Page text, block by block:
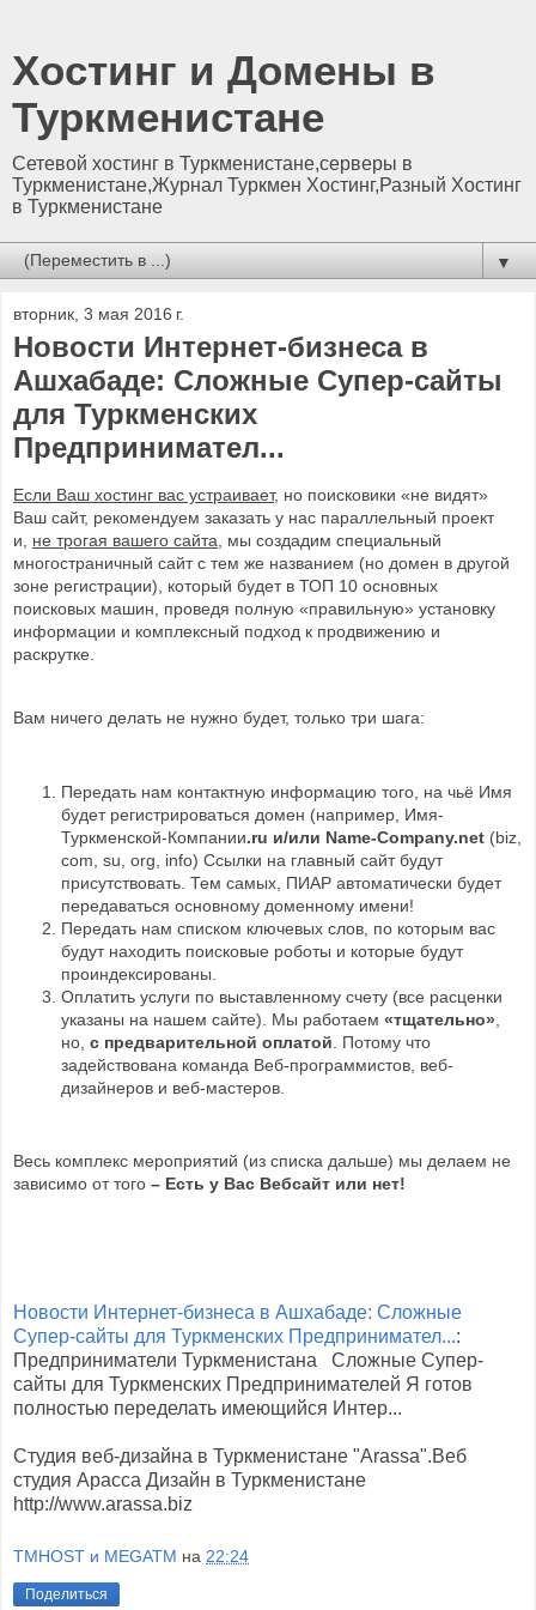
Хостинг и Домены в
Туркменистане
Сетевой хостинг в Туркменистане,серверы в
Туркменистане,Журнал Туркмен Хостинг,Разный Хостинг
в Туркменистане
▼
вторник, 3 мая 2016 г.
Новости Интернет-бизнеса в
Ашхабаде: Сложные Супер-сайты
для Туркменских
Предпринимател...
Если Ваш хостинг вас устраивает, но поисковики «не видят»
Ваш сайт, рекомендуем заказать у нас параллельный проект
и, не трогая вашего сайта , мы создадим специальный
многостраничный сайт с тем же названием (но домен в другой
зоне регистрации), который будет в ТОП 10 основных
поисковых машин, проведя полную «правильную» установку
информации и комплексный подход к продвижению и
раскрутке.
Вам ничего делать не нужно будет, только три шага:
Передать нам контактную информацию того, на чьё Имя
будет регистрироваться домен (например, Имя-
Туркменской-Компании.ru и/или Name-Company.net (biz,
com, su, org, info) Ссылки на главный сайт будут
присутствовать. Тем самых, ПИАР автоматически будет
передаваться основному доменному имени!
Передать нам списком ключевых слов, по которым вас
будут находить поисковые роботы и которые будут
проиндексированы.
Оплатить услуги по выставленному счету (все расценки
указаны на нашем сайте). Мы работаем «тщательно»
но, с предварительной оплатой . Потому что
задействована команда Веб-программистов, веб-
дизайнеров и веб-мастеров.
Весь комплекс мероприятий (из списка дальше) мы делаем не
зависимо от того – Есть у Вас Вебсайт или нет!
Новости Интернет-бизнеса в Ашхабаде: Сложные
Супер-сайты для Туркменских Предпринимател...:
Предприниматели Туркменистана Сложные Супер-
сайты для Туркменских Предпринимателей Я готов
полностью переделать имеющийся Интер...
Студия веб-дизайна в Туркменистане "Arassa".Веб
студия Арасса Дизайн в Туркменистане
http://www.arassa.biz
TMHOST и MEGATM на 22:24
Поделиться